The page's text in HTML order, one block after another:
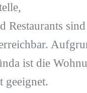
Restaurants
ist die
geeignet.